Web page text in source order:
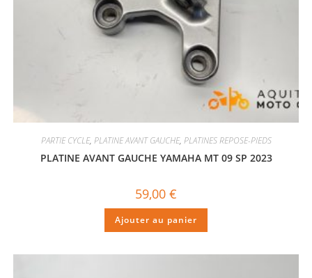
PARTIE CYCLE, PLATINE AVANT GAUCHE, PLATINES REPOSE-PIEDS
PLATINE AVANT GAUCHE YAMAHA MT 09 SP 2023
59,00 €
Ajouter au panier